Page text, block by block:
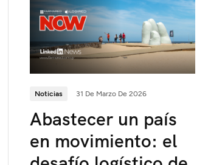
Noticias 31 De Marzo De 2026
Abastecer un país
en movimiento: el